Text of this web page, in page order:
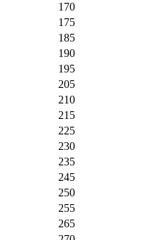
170
175
185
190
195
205
210
215
225
230
235
245
250
255
265